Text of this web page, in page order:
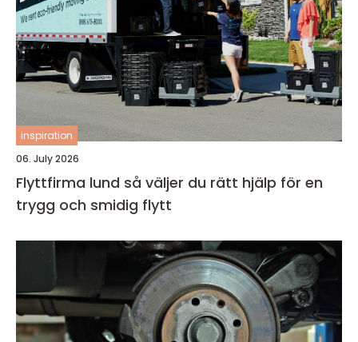
inspiration
06. July 2026
Flyttfirma lund så väljer du rätt hjälp för en
trygg och smidig flytt